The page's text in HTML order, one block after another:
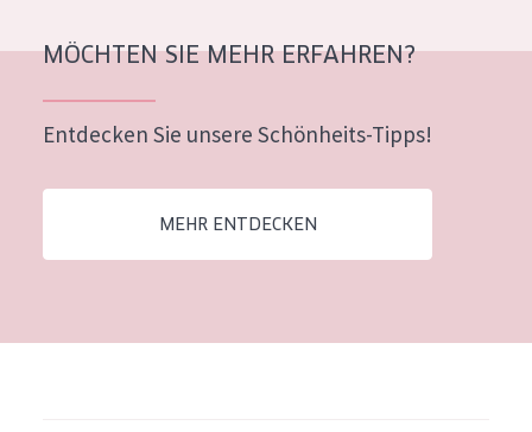
Mischhaut und fettige Haut
Reife Haut
Der Sonne ausgesetzte Haut
Jedes alter
Reife Haut
MÖCHTEN SIE MEHR ERFAHREN?
Entdecken Sie unsere Schönheits-Tipps!
MEHR ENTDECKEN